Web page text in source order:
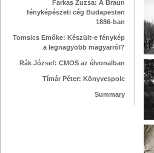
Farkas Zuzsa: A Braun
fényképészeti cég Budapesten
1886-ban
Tomsics Emőke: Készült-e fénykép
a legnagyobb magyarról?
Rák József: CMOS az élvonalban
Tímár Péter: Könyvespolc
Summary